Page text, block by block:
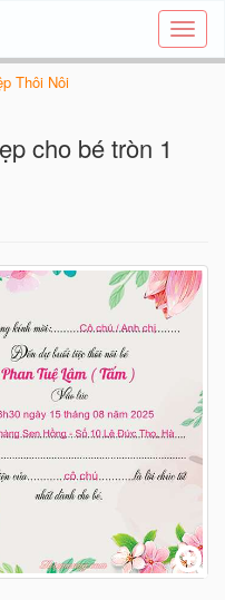
Tạo
thiệp
Thôi Nôi
cho bé tròn 1